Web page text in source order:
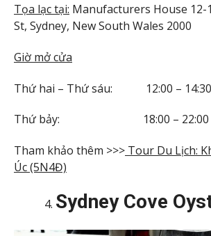
Tọa lạc tại: Manufacturers House 12-
St, Sydney, New South Wales 2000
Giờ mở cửa
Thứ hai – Thứ sáu: 12:00 – 14:30
Thứ bảy: 18:00 – 22:00
Tham khảo thêm >>> Tour Du Lịch:
Úc (5N4Đ)
Sydney Cove